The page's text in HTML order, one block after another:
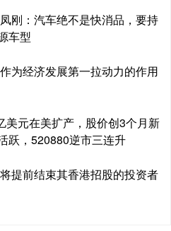
刚：汽车绝不是快消品，要持
车型
为经济发展第一拉动力的作用
美元在美扩产，股价创3个月新
跃，520880逆市三连升
提前结束其香港招股的投资者